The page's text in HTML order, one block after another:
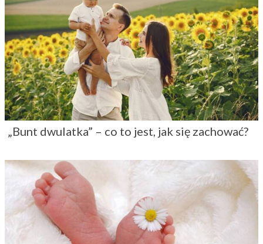
„Bunt dwulatka” – co to jest, jak się zachować?